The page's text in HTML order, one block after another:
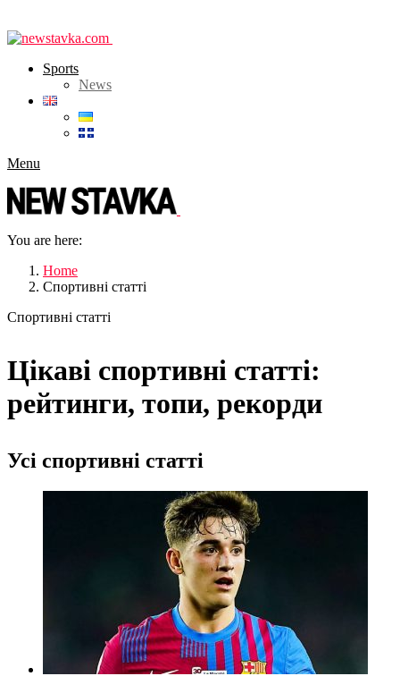
Sports
News
Menu
You are here:
Home
Спортивні статті
Спортивні статті
Цікаві спортивні статті:
рейтинги, топи, рекорди
Усі спортивні статті